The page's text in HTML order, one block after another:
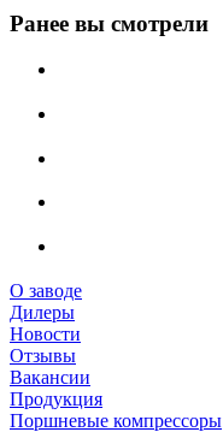
Ранее вы смотрели
О заводе
Дилеры
Новости
Отзывы
Вакансии
Продукция
Поршневые компрессоры